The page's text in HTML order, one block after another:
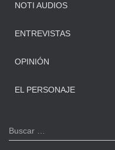
NOTI AUDIOS
ENTREVISTAS
OPINIÓN
EL PERSONAJE
B
u
Buscar …